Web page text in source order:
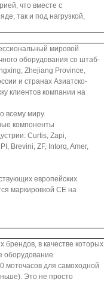
что вместе с
так и под нагрузкой,
мировой
оборудования со штаб-
Zhejiang Province,
и странах Азиатско-
клиентов компании на
всему миру.
компоненты
Curtis, Zapi,
Brevini, ZF, Intorq, Amer,
европейских
маркировкой СЕ на
брендов, в качестве которых
оборудование
моточасов для самоходной
Это не просто